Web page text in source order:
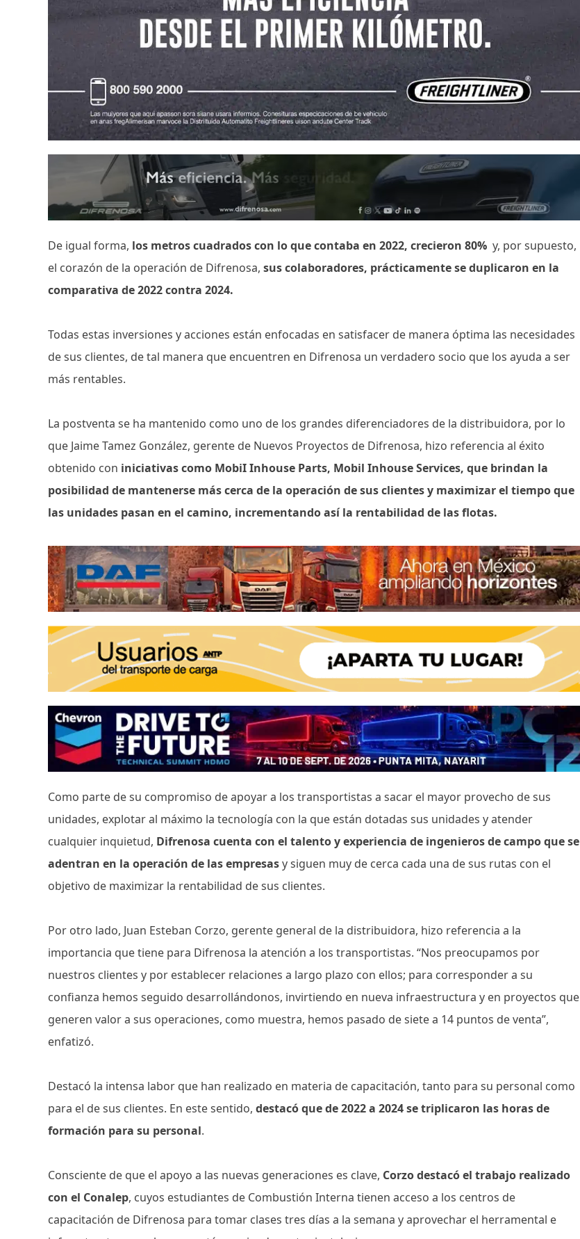
De igual forma, los metros cuadrados con lo que contaba en 2022, crecieron 80% y, por supuesto,
el corazón de la operación de Difrenosa,sus colaboradores, prácticamente se duplicaron en la
comparativa de 2022 contra 2024.
Todas estas inversiones y acciones están enfocadas en satisfacer de manera óptima las necesidades
de sus clientes, de tal manera que encuentren en Difrenosa un verdadero socio que los ayuda a ser
más rentables.
La postventa se ha mantenido como uno de los grandes diferenciadores de la distribuidora, por lo
que Jaime Tamez González, gerente de Nuevos Proyectos de Difrenosa, hizo referencia al éxito
obtenido con iniciativas como MobiI Inhouse Parts, Mobil Inhouse Services, que brindan la
posibilidad de mantenerse más cerca de la operación de sus clientes y maximizar el tiempo que
las unidades pasan en el camino, incrementando así la rentabilidad de las flotas.
Como parte de su compromiso de apoyar a los transportistas a sacar el mayor provecho de sus
unidades, explotar al máximo la tecnología con la que están dotadas sus unidades y atender
cualquier inquietud, Difrenosa cuenta con el talento y experiencia de ingenieros de campo que se
adentran en la operación de las empresasy siguen muy de cerca cada una de sus rutas con el
objetivo de maximizar la rentabilidad de sus clientes.
Por otro lado, Juan Esteban Corzo, gerente general de la distribuidora, hizo referencia a la
importancia que tiene para Difrenosa la atención a los transportistas. “Nos preocupamos por
nuestros clientes y por establecer relaciones a largo plazo con ellos; para corresponder a su
confianza hemos seguido desarrollándonos, invirtiendo en nueva infraestructura y en proyectos que
generen valor a sus operaciones, como muestra, hemos pasado de siete a 14 puntos de venta”,
enfatizó.
Destacó la intensa labor que han realizado en materia de capacitación, tanto para su personal como
para el de sus clientes. En este sentido,destacó que de 2022 a 2024 se triplicaron las horas de
formación para su personal.
Consciente de que el apoyo a las nuevas generaciones es clave, Corzo destacó el trabajo realizado
con el Conalep, cuyos estudiantes de Combustión Interna tienen acceso a los centros de
capacitación de Difrenosa para tomar clases tres días a la semana y aprovechar el herramental e